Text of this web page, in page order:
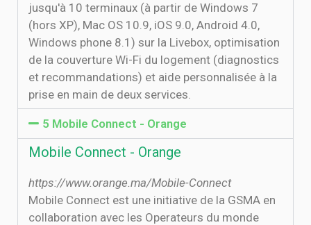
jusqu'à 10 terminaux (à partir de Windows 7
(hors XP), Mac OS 10.9, iOS 9.0, Android 4.0,
Windows phone 8.1) sur la Livebox, optimisation
de la couverture Wi-Fi du logement (diagnostics
et recommandations) et aide personnalisée à la
prise en main de deux services.
5 Mobile Connect - Orange
Mobile Connect - Orange
https://www.orange.ma/Mobile-Connect
Mobile Connect est une initiative de la GSMA en
collaboration avec les Operateurs du monde